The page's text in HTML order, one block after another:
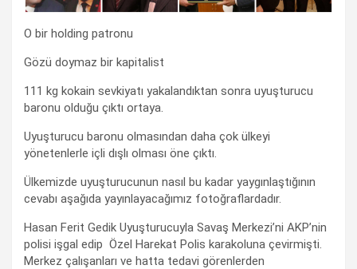
O bir holding patronu
Gözü doymaz bir kapitalist
111 kg kokain sevkiyatı yakalandıktan sonra uyuşturucu
baronu olduğu çıktı ortaya.
Uyuşturucu baronu olmasından daha çok ülkeyi
yönetenlerle içli dışlı olması öne çıktı.
Ülkemizde uyuşturucunun nasıl bu kadar yaygınlaştığının
cevabı aşağıda yayınlayacağımız fotoğraflardadır.
Hasan Ferit Gedik Uyuşturucuyla Savaş Merkezi’ni AKP’nin
polisi işgal edip Özel Harekat Polis karakoluna çevirmişti.
Merkez çalışanları ve hatta tedavi görenlerden